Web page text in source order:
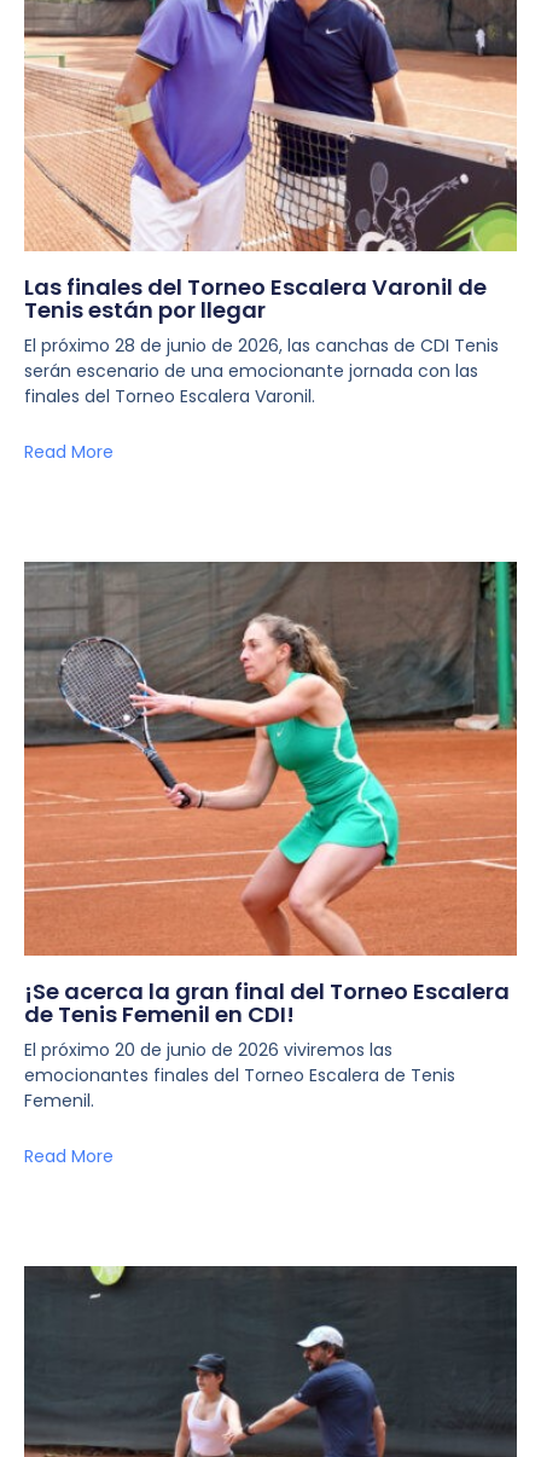
Las finales del Torneo Escalera Varonil de
Tenis están por llegar
El próximo 28 de junio de 2026, las canchas de CDI Tenis
serán escenario de una emocionante jornada con las
finales del Torneo Escalera Varonil.
Read More
¡Se acerca la gran final del Torneo Escalera
de Tenis Femenil en CDI!
El próximo 20 de junio de 2026 viviremos las
emocionantes finales del Torneo Escalera de Tenis
Femenil.
Read More